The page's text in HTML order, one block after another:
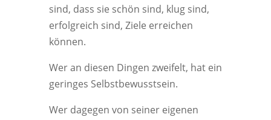
sind, dass sie schön sind, klug sind,
erfolgreich sind, Ziele erreichen
können.
Wer an diesen Dingen zweifelt, hat ein
geringes Selbstbewusstsein.
Wer dagegen von seiner eigenen